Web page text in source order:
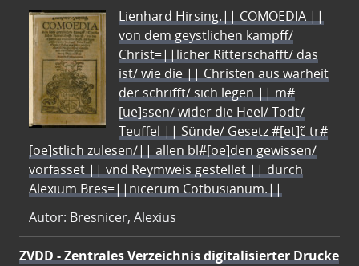
Lienhard Hirsing.|| COMOEDIA ||
von dem geystlichen kampff/
Christ=||licher Ritterschafft/ das
ist/ wie die || Christen aus warheit
der schrifft/ sich legen || m#
[ue]ssen/ wider die Heel/ Todt/
Teuffel || Sünde/ Gesetz #[et]c̃ tr#
[oe]stlich zulesen/|| allen bl#[oe]den gewissen/
vorfasset || vnd Reymweis gestellet || durch
Alexium Bres=||nicerum Cotbusianum.||
Autor: Bresnicer, Alexius
ZVDD - Zentrales Verzeichnis digitalisierter Drucke